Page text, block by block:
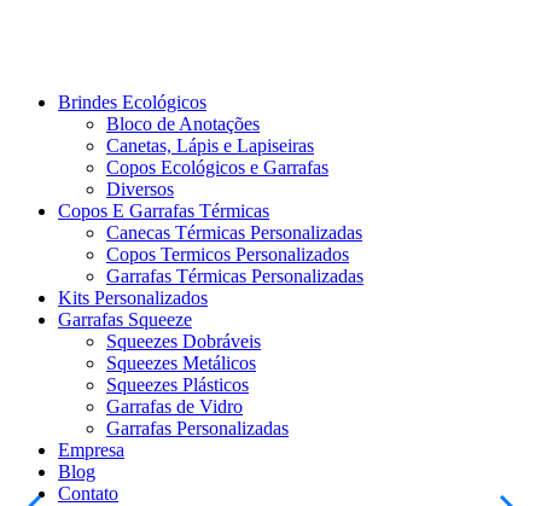
Brindes Ecológicos
Bloco de Anotações
Canetas, Lápis e Lapiseiras
Copos Ecológicos e Garrafas
Diversos
Copos E Garrafas Térmicas
Canecas Térmicas Personalizadas
Copos Termicos Personalizados
Garrafas Térmicas Personalizadas
Kits Personalizados
Garrafas Squeeze
Squeezes Dobráveis
Squeezes Metálicos
Squeezes Plásticos
Garrafas de Vidro
Garrafas Personalizadas
Empresa
Blog
Contato